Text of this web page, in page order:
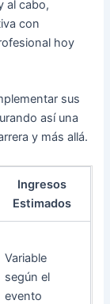
al cabo,
con
hoy
sus
así una
y más allá.
Ingresos
Estimados
Variable
según el
evento